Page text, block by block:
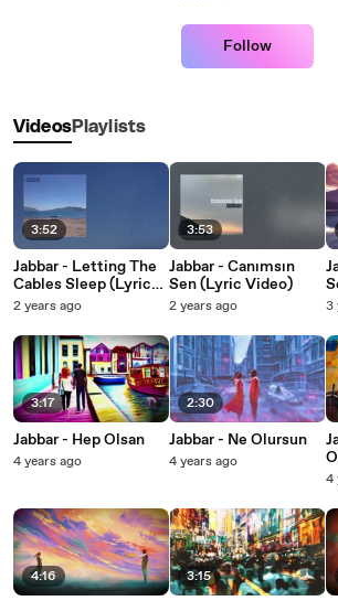
Follow
VideosPlaylists
3:52
Jabbar - Letting The
Cables Sleep (Lyric
Video)
2 years ago
3:17
Jabbar - Hep Olsan
4 years ago
4:16
3:53
Jabbar - Canımsın
Sen (Lyric Video)
2 years ago
2:30
Jabbar - Ne Olursun
4 years ago
3:15
3
4